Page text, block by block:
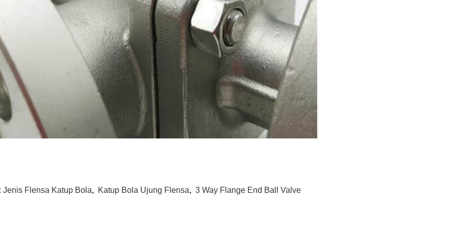
Jenis Flensa Katup Bola, Katup Bola Ujung Flensa, 3 Way Flange End Ball Valve